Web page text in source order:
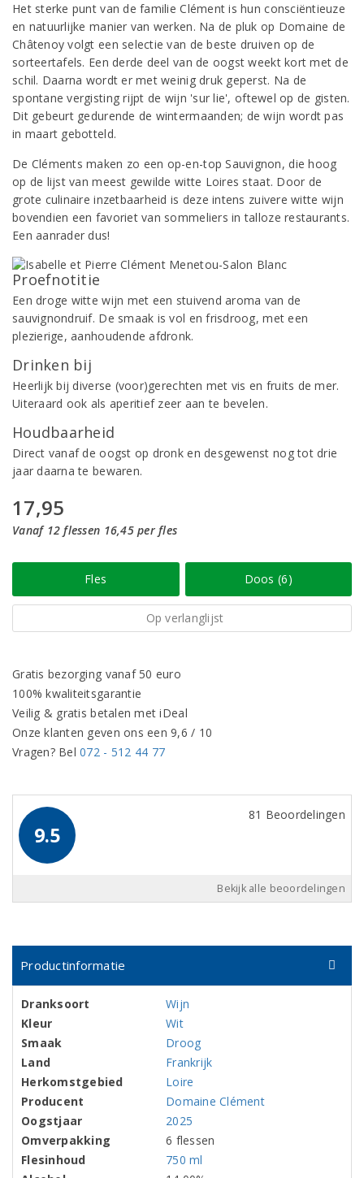
Het sterke punt van de familie Clément is hun consciëntieuze
en natuurlijke manier van werken. Na de pluk op Domaine de
Châtenoy volgt een selectie van de beste druiven op de
sorteertafels. Een derde deel van de oogst weekt kort met de
schil. Daarna wordt er met weinig druk geperst. Na de
spontane vergisting rijpt de wijn 'sur lie', oftewel op de gisten.
Dit gebeurt gedurende de wintermaanden; de wijn wordt pas
in maart gebotteld.
De Cléments maken zo een op-en-top Sauvignon, die hoog
op de lijst van meest gewilde witte Loires staat. Door de
grote culinaire inzetbaarheid is deze intens zuivere witte wijn
bovendien een favoriet van sommeliers in talloze restaurants.
Een aanrader dus!
Proefnotitie
Een droge witte wijn met een stuivend aroma van de
sauvignondruif. De smaak is vol en frisdroog, met een
plezierige, aanhoudende afdronk.
Drinken bij
Heerlijk bij diverse (voor)gerechten met vis en fruits de mer.
Uiteraard ook als aperitief zeer aan te bevelen.
Houdbaarheid
Direct vanaf de oogst op dronk en desgewenst nog tot drie
jaar daarna te bewaren.
17,95
Vanaf 12 flessen 16,45 per fles
Fles Doos (6)
Op verlanglijst
Gratis bezorging vanaf 50 euro
100% kwaliteitsgarantie
Veilig & gratis betalen met iDeal
Onze klanten geven ons een 9,6 / 10
Vragen? Bel072 - 512 44 77
9.5
81 Beoordelingen
Bekijk alle beoordelingen
Productinformatie
Dranksoort
Wijn
Kleur
Wit
Smaak
Droog
Land
Frankrijk
Herkomstgebied
Loire
Producent
Domaine Clément
Oogstjaar
2025
Omverpakking
6 flessen
Flesinhoud
750 ml